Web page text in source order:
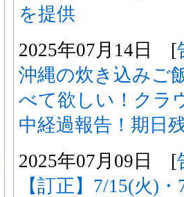
を提供
2025年07月14日 [
沖縄の炊き込みご
べて欲しい！クラ
中経過報告！期日
2025年07月09日 [
【訂正】7/15(火)